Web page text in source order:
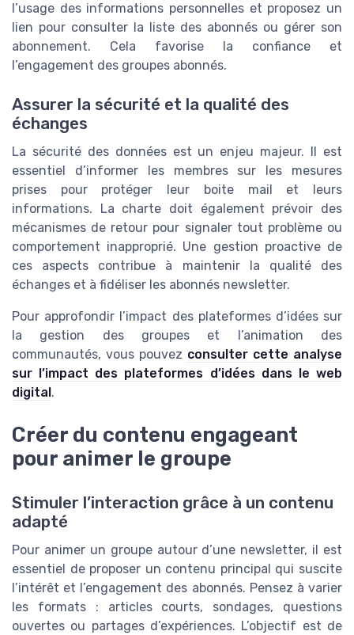
l’usage des informations personnelles et proposez un
lien pour consulter la liste des abonnés ou gérer son
abonnement. Cela favorise la confiance et
l’engagement des groupes abonnés.
Assurer la sécurité et la qualité des
échanges
La sécurité des données est un enjeu majeur. Il est
essentiel d’informer les membres sur les mesures
prises pour protéger leur boite mail et leurs
informations. La charte doit également prévoir des
mécanismes de retour pour signaler tout problème ou
comportement inapproprié. Une gestion proactive de
ces aspects contribue à maintenir la qualité des
échanges et à fidéliser les abonnés newsletter.
Pour approfondir l’impact des plateformes d’idées sur
la gestion des groupes et l’animation des
communautés, vous pouvez consulter cette analyse
sur l’impact des plateformes d’idées dans le web
digital.
Créer du contenu engageant
pour animer le groupe
Stimuler l’interaction grâce à un contenu
adapté
Pour animer un groupe autour d’une newsletter, il est
essentiel de proposer un contenu principal qui suscite
l’intérêt et l’engagement des abonnés. Pensez à varier
les formats : articles courts, sondages, questions
ouvertes ou partages d’expériences. L’objectif est de